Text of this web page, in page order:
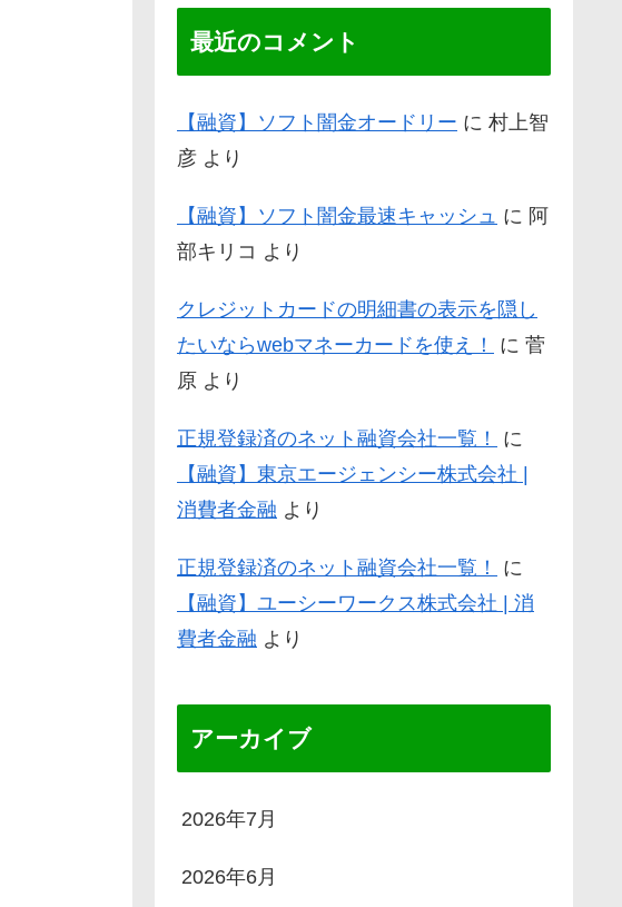
最近のコメント
【融資】ソフト闇金オードリー に 村上智
彦 より
【融資】ソフト闇金最速キャッシュ に 阿
部キリコ より
クレジットカードの明細書の表示を隠し
たいならwebマネーカードを使え！
に 菅
原 より
正規登録済のネット融資会社一覧！
に
【融資】東京エージェンシー株式会社 |
消費者金融 より
正規登録済のネット融資会社一覧！
に
【融資】ユーシーワークス株式会社 | 消
費者金融 より
アーカイブ
2026年7月
2026年6月